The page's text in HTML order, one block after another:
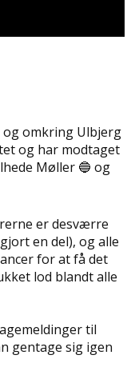
omkring Ulbjerg
og har modtaget
Møller 🔵 og
er desværre
en del), og alle
for at få det
lod blandt alle
til
gentage sig igen